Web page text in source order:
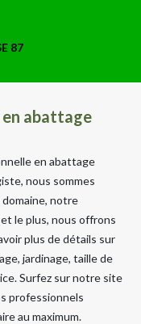
87
en abattage
en abattage
nous sommes
notre
le plus, nous offrons
plus de détails sur
jardinage, taille de
Surfez sur notre site
professionnels
au maximum.